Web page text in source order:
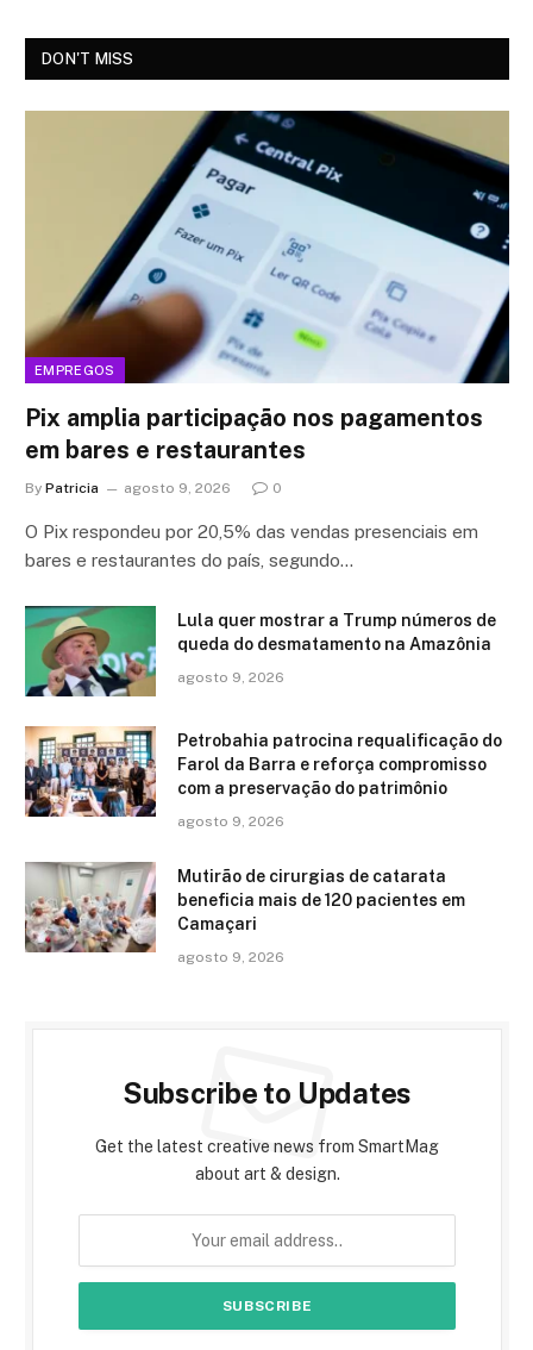
DON'T MISS
EMPREGOS
Pix amplia participação nos pagamentos
em bares e restaurantes
By Patricia agosto 9, 2026 0
O Pix respondeu por 20,5% das vendas presenciais em
bares e restaurantes do país, segundo…
Lula quer mostrar a Trump números de
queda do desmatamento na Amazônia
agosto 9, 2026
Petrobahia patrocina requalificação do
Farol da Barra e reforça compromisso
com a preservação do patrimônio
agosto 9, 2026
Mutirão de cirurgias de catarata
beneficia mais de 120 pacientes em
Camaçari
agosto 9, 2026
Subscribe to Updates
Get the latest creative news from SmartMag
about art & design.